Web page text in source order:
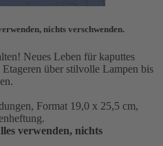
nichts verschwenden.
Neues Leben für kaputtes
über stilvolle Lampen bis
Format 19,0 x 25,5 cm,
verwenden, nichts